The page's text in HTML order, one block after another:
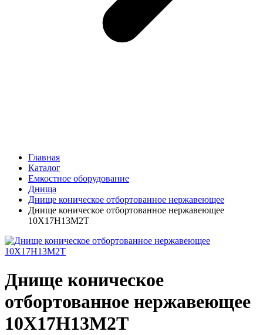
Главная
Каталог
Емкостное оборудование
Днища
Днище коническое отбортованное нержавеющее
Днище коническое отбортованное нержавеющее
10Х17Н13М2Т
Днище коническое
отбортованное нержавеющее
10Х17Н13М2Т